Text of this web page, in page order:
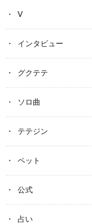
V
インタビュー
グクテテ
ソロ曲
テテジン
ペット
公式
占い